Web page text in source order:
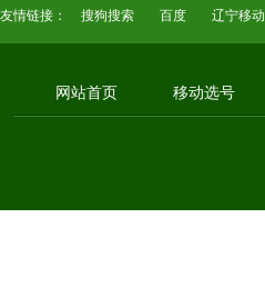
友情链接： 搜狗搜索 百度 辽宁移动
网站首页 移动选号